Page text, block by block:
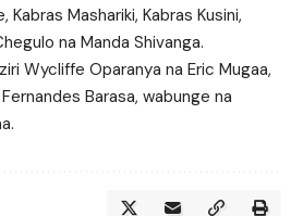
Mashariki, Kabras Kusini,
na Manda Shivanga.
Wycliffe Oparanya na Eric Mugaa,
Barasa, wabunge na